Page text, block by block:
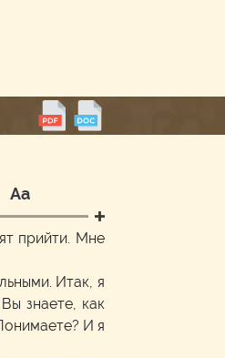
Аа
прийти. Мне
Итак, я
знаете, как
И я